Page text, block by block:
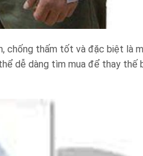
chống thấm tốt và đặc biệt là
dễ dàng tìm mua để thay